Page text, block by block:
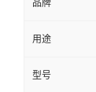
品牌
用途
型号